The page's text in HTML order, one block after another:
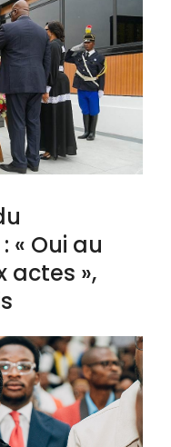
« Oui au
actes »,